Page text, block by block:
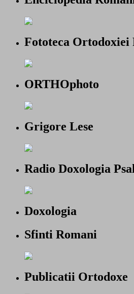
Fototeca Ortodoxiei
ORTHOphoto
Grigore Lese
Radio Doxologia
Doxologia
Sfinti Romani
Publicatii Ortodoxe